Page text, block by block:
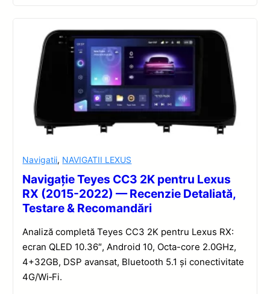
Navigatii, NAVIGATII LEXUS
Navigație Teyes CC3 2K pentru Lexus
RX (2015-2022) — Recenzie Detaliată,
Testare & Recomandări
Analiză completă Teyes CC3 2K pentru Lexus RX:
ecran QLED 10.36″, Android 10, Octa-core 2.0GHz,
4+32GB, DSP avansat, Bluetooth 5.1 și conectivitate
4G/Wi‑Fi.